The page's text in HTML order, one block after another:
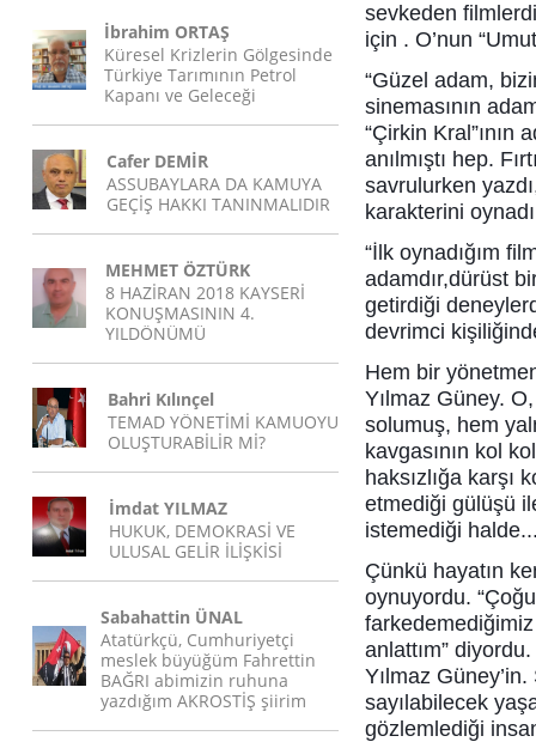
İbrahim ORTAŞ
Küresel Krizlerin Gölgesinde
Türkiye Tarımının Petrol
Kapanı ve Geleceği
Cafer DEMİR
ASSUBAYLARA DA KAMUYA
GEÇİŞ HAKKI TANINMALIDIR
MEHMET ÖZTÜRK
8 HAZİRAN 2018 KAYSERİ
KONUŞMASININ 4.
YILDÖNÜMÜ
Bahri Kılınçel
TEMAD YÖNETİMİ KAMUOYU
OLUŞTURABİLİR Mİ?
İmdat YILMAZ
HUKUK, DEMOKRASİ VE
ULUSAL GELİR İLİŞKİSİ
Sabahattin ÜNAL
Atatürkçü, Cumhuriyetçi
meslek büyüğüm Fahrettin
BAĞRI abimizin ruhuna
yazdığım AKROSTİŞ şiirim
sevkeden
için . O’nun
“Güzel adam,
sinemasının
“Çirkin Kral”ının
anılmıştı hep.
savrulurken
karakterini
“İlk oynadığım
adamdır,dürüst
getirdiği
devrimci
Hem bir
Yılmaz Güney.
solumuş, hem
kavgasının kol
haksızlığa
etmediği gülüşü
istemediği
Çünkü hayatın
oynuyordu.
farkedemediğimiz
anlattım”
Yılmaz
sayılabilecek
gözlemlediği